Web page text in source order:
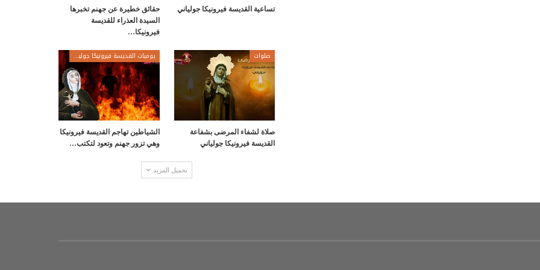
تساعية القديسة فيرونيكا جولياني
حقائق خطيرة عن جهنم تخبرها
السيدة العذراء للقديسة
فيرونيكا…
صلوات
صلاة لشفاء المرضى بشفاعة
القديسة فيرونيكا جولياني
يوميات القديسة فيرونيكا جولياني
الشياطين تهاجم القديسة فيرونيكا
وهي تزور جهنم وتعود لتكتب…
تحميل المزيد